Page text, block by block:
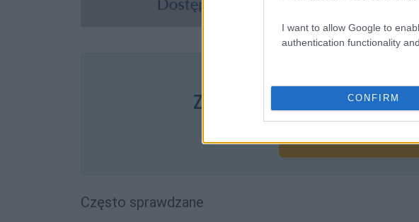
I want to allow Google to
authentication functionality
CONFIRM
Zobacz, co zyskują abonenci
SPRAWDŹ
Często sprawdzane